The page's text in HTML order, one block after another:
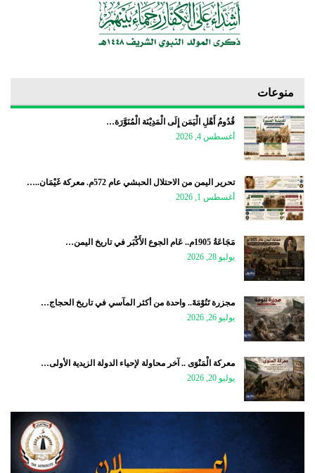
منوعات
قُدُومُ أَهْلِ الْيَمَن إِلَى الْمَدِيْنَة الْمُنَوَّرَة…
أغسطس 4, 2026
تحرير اليمن من الاحتلال الحبشي عام 572م. معركة غَيْمَان..…
أغسطس 1, 2026
مَجَاعَةُ 1905م.. عَام الجوع الأَكْبَر في تاريخ اليمن…
يوليو 28, 2026
مجزرة تَنُوْمَةَ.. واحدة من أكثر المآسي في تاريخ الحجاج…
يوليو 26, 2026
معركة الْمَنْوَى .. آخر محاولة لإحياء الدولة الزيدية الأولى…
يوليو 20, 2026